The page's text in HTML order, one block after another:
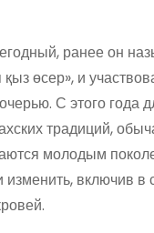
ранее он
өсер», и
С этого года
традиций,
молодым
включив в